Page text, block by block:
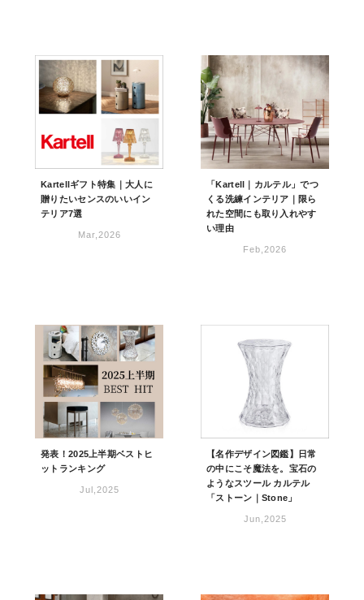
Kartellギフト特集｜大人に
贈りたいセンスのいいイン
テリア7選
Mar,2026
「Kartell｜カルテル」でつ
くる洗練インテリア｜限ら
れた空間にも取り入れやす
い理由
Feb,2026
発表！2025上半期ベストヒ
ットランキング
Jul,2025
【名作デザイン図鑑】日常
の中にこそ魔法を。宝石の
ようなスツール カルテル
「ストーン｜Stone」
Jun,2025